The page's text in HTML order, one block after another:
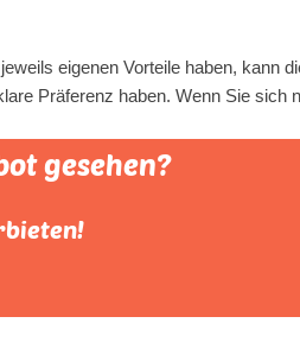
eigenen Vorteile haben, kann
Präferenz haben. Wenn Sie sich
gesehen?